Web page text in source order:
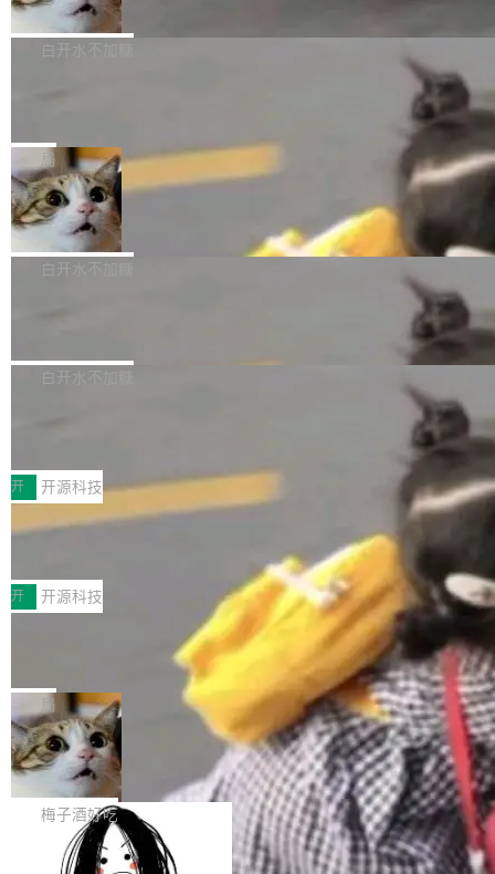
Z Flip8三款折叠屏新机均在7月22日发布，且全
部搭载骁龙8 Elite Gen5 for Galaxy，它们本该
眼的位置：「Software is made between com
mits」——软件是在 commit 之间写出来的。git
是把这段空隙补上。 回退到任何一次编辑：Delt
aDB 捕获 commit 之间的每一次操作，...
根据风险投资人Tomer Tunguz 博客（VC 分
析）披露的最新分析与第二季度业绩报告，Spac
微软同期总资本开支的四成。 与亚马逊、Alpha
bet、微软以及 Meta 等传统科技巨头相比，Spa
ceXAI的资金消耗速度尤为引人瞩目。然而，支
撑庞大支出的资金来源却呈现出截然不同的面
貌。数据显示，微软和 Meta 主要依托充沛的经
白开水不加糖
一个在终端里运行的编程 agent；Muse Spark
1.2，驱动这个 agent 的新模型。一句话概括：
你可以用 curl -fsSL https://dev.meta.ai/install.
sh | bash 安装一个能在大项目里自动规划、写
代码、验证结果的 AI 终端工具。 据介绍，Muse
个主 agent 循环，外加一组后台 agent。这些后
局
美团开源 LoHoSearch，用知识图谱校
准 AI 能力认知
机器出题的前提，是让机器拥有全局视野。整个
构建流程可以分为四个环节：建图 → 控制难度
白开水不加糖
库，并将作为transport接入Mooncake TENT。
MPComm将作为一种传输引擎接入Mooncake T
ENT，实现零拷贝传输性能提升30%、非零拷贝
传输性能最高提升5倍。UCL-MPComm底层基
于自研UCL-Engine通信引擎，后续腾讯网平将
持续开源更多基于UCL-Engine的高性能通信组
件。 腾讯网平团队在UCL-MPComm中实现了一
个独立于业务线程的全局通信引擎（Engine），
白开水不加糖
型案例入选名单》，深信服“面向企业研发场景的
开源 AI 编程平台 CoStrict 应用”凭借卓越的技术
创新与落地成效成功入选。 全链路私有化部署，
助力企业AI研发安全落地 当前，越来越多企业已
经开始引入 AI Coding 工具，通过调用公有云模
型或企业内部部署模型提升研发效率。但随着 AI
Coding 从个人辅助工具逐步走向团队级、组织
级应用，企业在规模化落地过程中，对安全性、
可控性和代码质量提出了更高要求。 首先是数据
安全与合规要求。对于大多数普通研发场景，公
有云模型能够满足快速试用和效率提升的需求。
但对于金融、能源、医疗等对数据安全要求较...
开 开源科技
深信服AI算力网关入选工信部人工智能
前不久，工业和信息化部正式发布《2025年人工
智能应用典型案例名单》，集中展示人工智能在
各领域的应用成果，覆盖技术底座、行业赋能、
产品应用、支撑保障、专题等五大方向。深信服
AI算力网关（AI创新平台）成功入选！ 随着各行
各业的Agent走向规模化建设，算力构成形态逐
渐丰富，用户关注的重点也在发生变化：不只是
让AI用起来，还要进一步看清混合算力时代下，
Token花在哪里、算力是否被充分利用，以及持
续增长的AI成本该如何优化。 深信服AI算力网关
正是围绕这些实际问题，从Token治理和成本治
理两个方面，让用户的每一份算力都看得清、管
开 开源科技
Jeff Dean 离开 Google：一个时代的结
束，一个实验室的开始
Google 员工编号 20。MapReduce 作者之一。
Bigtable 作者之一。TensorFlow 的作者之一。
Gemini 的架构师。Google 首席科学家。 Jeff D
ean 在 Google 工作了 27 年后，宣布离职。 他
不是一个人走。一同离开的还有 Sanjay Ghema
wat（Google 员工编号 23，Jeff Dean 二十多
年的编程搭档，MapReduce 和 Bigtable 的共同
作者）、Quoc Le（Google 大脑核心成员，Se
局
🔥 SolonCode v2026.8.4 发布：界面
字体可调、22 种语言、记忆搜索增强
打开终端就能上岗的全中文编码智能体，这一轮
把「看得清、用母语、记得住」三件事一次补
齐。 SolonCode 是什么 SolonCode 是杭州无
耳科技研发的企业级终端编码智能体——一位全
梅子酒好吃
让“代码语义理解”深度释放AI Coding